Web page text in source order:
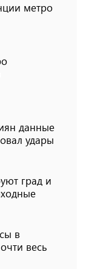
метро
данные
удары
град и
в
весь